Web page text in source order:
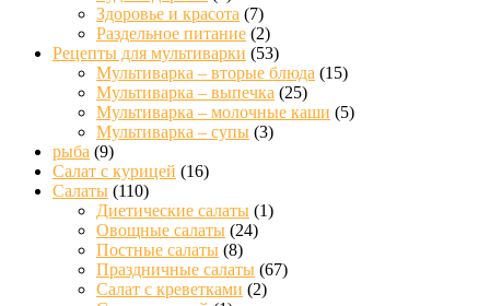
Здоровье и красота (7)
Раздельное питание (2)
Рецепты для мультиварки (53)
Мультиварка – вторые блюда (15)
Мультиварка – выпечка (25)
Мультиварка – молочные каши (5)
Мультиварка – супы (3)
рыба (9)
Салат с курицей (16)
Салаты (110)
Диетические салаты (1)
Овощные салаты (24)
Постные салаты (8)
Праздничные салаты (67)
Салат с креветками (2)